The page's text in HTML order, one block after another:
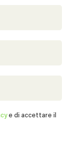
e di accettare il